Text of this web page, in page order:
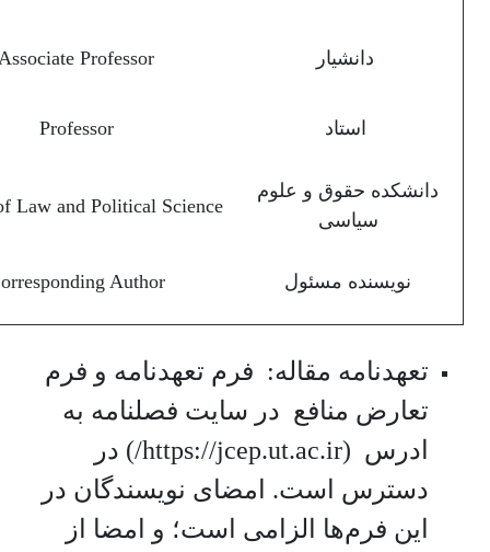
دانشیار Professor
استاد Professor
دانشکده حقوق و علوم
سیاسی
Law and Political Science
نویسنده مسئول Author
تعهدنامه مقاله: فرم تعهدنامه و فرم
تعارض منافع در سایت فصلنامه به
ادرس (https://jcep.ut.ac.ir/) در
دسترس است. امضای نویسندگان در
این فرم‌ها الزامی است؛ و امضا از